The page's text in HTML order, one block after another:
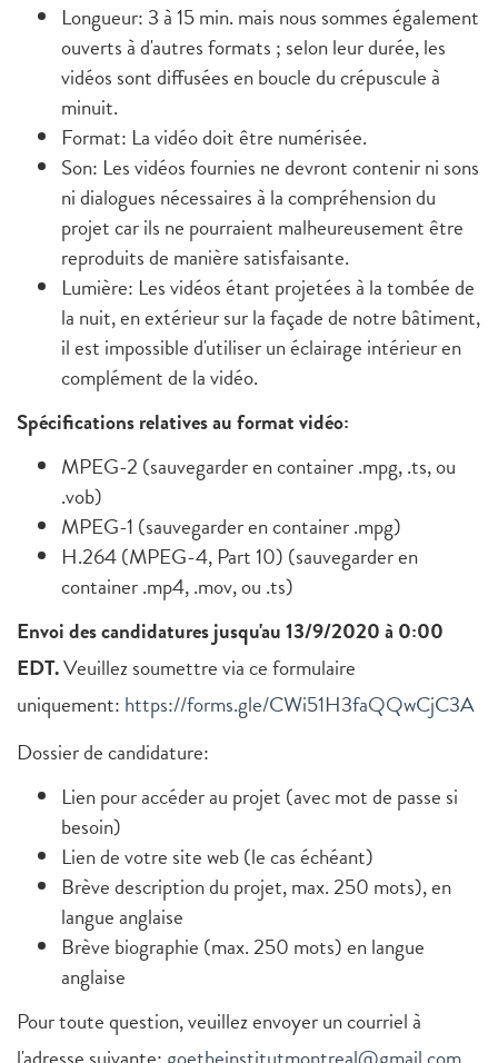
Longueur: 3 à 15 min. mais nous sommes également
ouverts à d'autres formats ; selon leur durée, les
vidéos sont diffusées en boucle du crépuscule à
minuit.
Format: La vidéo doit être numérisée.
Son: Les vidéos fournies ne devront contenir ni sons
ni dialogues nécessaires à la compréhension du
projet car ils ne pourraient malheureusement être
reproduits de manière satisfaisante.
Lumière: Les vidéos étant projetées à la tombée de
la nuit, en extérieur sur la façade de notre bâtiment,
il est impossible d'utiliser un éclairage intérieur en
complément de la vidéo.
Spécifications relatives au format vidéo:
MPEG-2 (sauvegarder en container .mpg, .ts, ou
.vob)
MPEG-1 (sauvegarder en container .mpg)
H.264 (MPEG-4, Part 10) (sauvegarder en
container .mp4, .mov, ou .ts)
Envoi des candidatures jusqu'au 13/9/2020 à 0:00
EDT.Veuillez soumettre via ce formulaire
uniquement: https://forms.gle/CWi51H3faQQwCjC3A
Dossier de candidature:
Lien pour accéder au projet (avec mot de passe si
besoin)
Lien de votre site web (le cas échéant)
Brève description du projet, max. 250 mots), en
langue anglaise
Brève biographie (max. 250 mots) en langue
anglaise
Pour toute question, veuillez envoyer un courriel à